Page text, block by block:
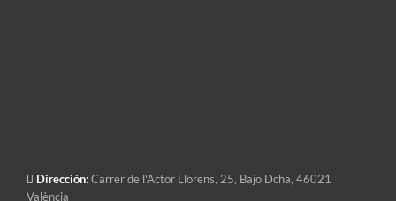
Dirección:Carrer de l'Actor Llorens, 25, Bajo Dcha, 46021
València